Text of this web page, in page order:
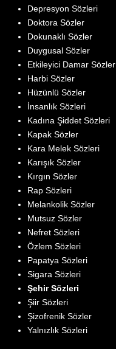
Depresyon Sözleri
Doktora Sözler
Dokunaklı Sözler
Duygusal Sözler
Etkileyici Damar Sözler
Harbi Sözler
Hüzünlü Sözler
İnsanlık Sözleri
Kadına Şiddet Sözleri
Kapak Sözler
Kara Melek Sözleri
Karışık Sözler
Kırgın Sözler
Rap Sözleri
Melankolik Sözler
Mutsuz Sözler
Nefret Sözleri
Özlem Sözleri
Papatya Sözleri
Sigara Sözleri
Şehir Sözleri
Şiir Sözleri
Şizofrenik Sözler
Yalnızlık Sözleri